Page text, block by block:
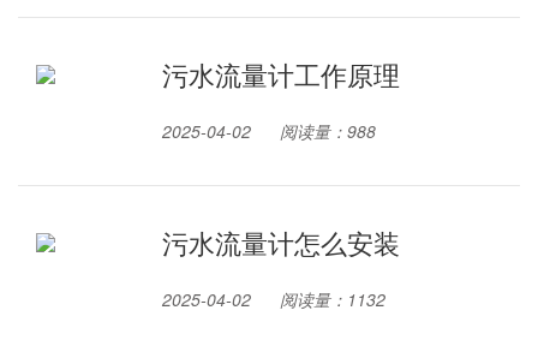
污水流量计工作原理
2025-04-02 阅读量：988
污水流量计怎么安装
2025-04-02 阅读量：1132